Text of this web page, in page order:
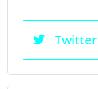
Twitter